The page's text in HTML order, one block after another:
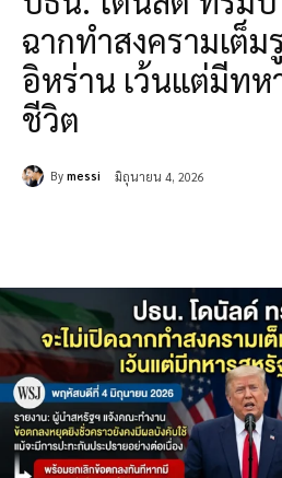
ฉากทำสงครามเต็
อิหร่าน เว้นแต่มีทห
ชีวิต
By messi มิถุนายน 4, 2026